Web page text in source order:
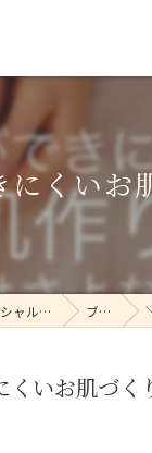
にくいお
熊本県菊陽町のフェイシャルならmoderation ブログ
くいお肌づく